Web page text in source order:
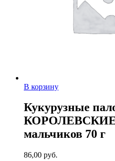
В корзину
Кукурузные
КОРОЛЕВСКИЕ
мальчиков 70 г
86,00 руб.